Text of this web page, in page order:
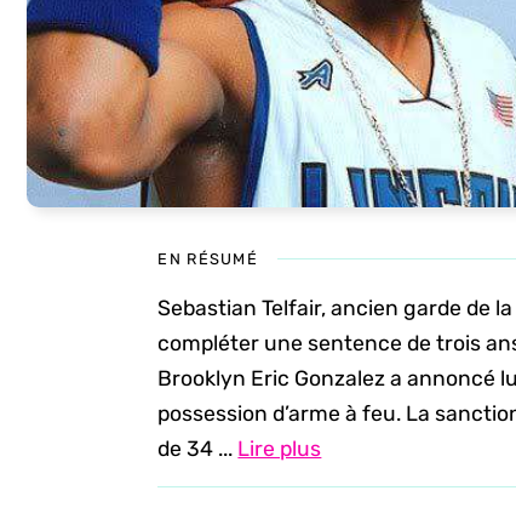
EN RÉSUMÉ
Sebastian Telfair, ancien garde de
compléter une sentence de trois
Brooklyn Eric Gonzalez a annoncé
possession d’arme à feu. La
de 34 ... Lire plus